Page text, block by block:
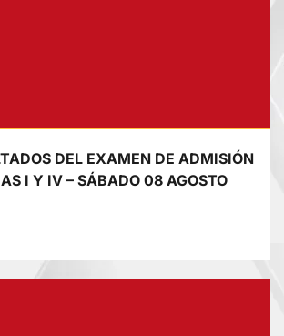
DEL EXAMEN DE ADMISIÓN
I Y IV – SÁBADO 08 AGOSTO